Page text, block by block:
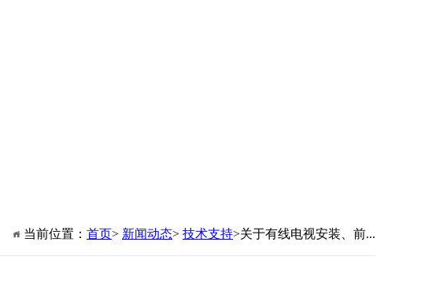
当前位置： 首页> 新闻动态> 技术支持>关于有线电视安装、前...